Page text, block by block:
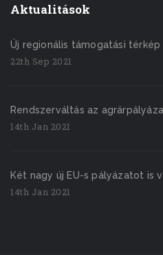
Aktualitások
Új regionális támogatási térkép
22th Sep 2021
Rendszerváltás az
14th Jan 2021
Két nagy új EU-s pályázatot is
14th Jan 2021